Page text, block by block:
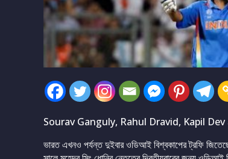
Sourav Ganguly, Rahul Dravid, Kapil
ভারত এখনও পর্যন্ত দুইবার ওডিআই বিশ্বকাপের ট্রফি